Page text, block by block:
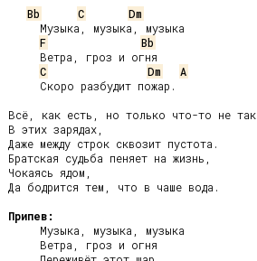
Bb
C
Dm
F
Bb
C
Dm
A
Всё, как есть, но только что-то не так
В этих зарядах,
Даже между строк сквозит пустота.
Братская судьба пеняет на жизнь,
Чокаясь ядом,
Да бодрится тем, что в чаше вода.
Припев: